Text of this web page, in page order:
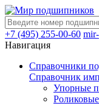
+7 (495) 255-00-60
Навигация
Справочники
Справочник
Упорные